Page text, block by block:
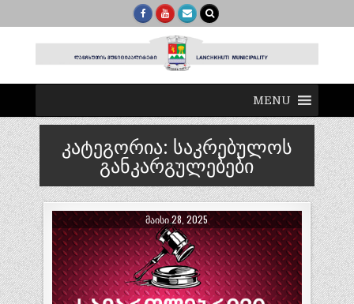
MENU
კატეგორია: საკრებულოს
განკარგულებები
ᲛᲐᲘᲡᲘ 28, 2025